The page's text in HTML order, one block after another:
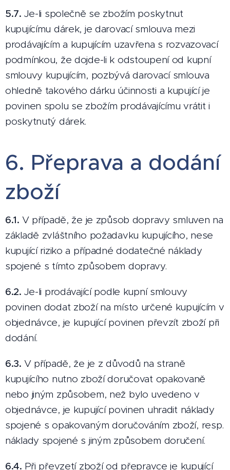
5.7. Je-li společně se zbožím poskytnut
kupujícímu dárek, je darovací smlouva mezi
prodávajícím a kupujícím uzavřena s rozvazovací
podmínkou, že dojde-li k odstoupení od kupní
smlouvy kupujícím, pozbývá darovací smlouva
ohledně takového dárku účinnosti a kupující je
povinen spolu se zbožím prodávajícímu vrátit i
poskytnutý dárek.
6. Přeprava a dodání
zboží
6.1. V případě, že je způsob dopravy smluven na
základě zvláštního požadavku kupujícího, nese
kupující riziko a případné dodatečné náklady
spojené s tímto způsobem dopravy.
6.2. Je-li prodávající podle kupní smlouvy
povinen dodat zboží na místo určené kupujícím v
objednávce, je kupující povinen převzít zboží při
dodání.
6.3. V případě, že je z důvodů na straně
kupujícího nutno zboží doručovat opakovaně
nebo jiným způsobem, než bylo uvedeno v
objednávce, je kupující povinen uhradit náklady
spojené s opakovaným doručováním zboží, resp.
náklady spojené s jiným způsobem doručení.
6.4. Při převzetí zboží od přepravce je kupující